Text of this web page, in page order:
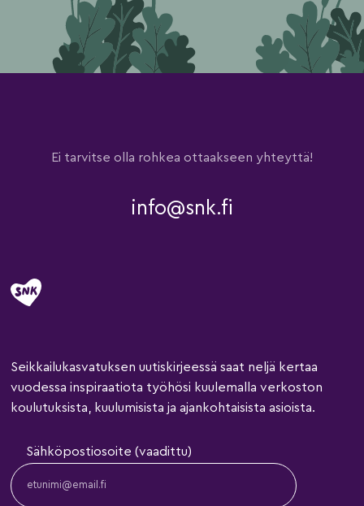
Ei tarvitse olla rohkea ottaakseen yhteyttä!
info@snk.fi
Seikkailukasvatuksen uutiskirjeessä saat neljä kertaa
vuodessa inspiraatiota työhösi kuulemalla verkoston
koulutuksista, kuulumisista ja ajankohtaisista asioista.
Sähköpostiosoite (vaadittu)